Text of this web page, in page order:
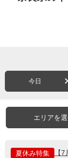
今日
エリアを
夏休み特集
【